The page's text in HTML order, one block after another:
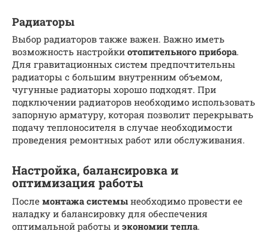
Радиаторы
Выбор радиаторов также важен. Важно иметь
возможность настройки отопительного прибора.
Для гравитационных систем предпочтительны
радиаторы с большим внутренним объемом,
чугунные радиаторы хорошо подходят. При
подключении радиаторов необходимо использовать
запорную арматуру, которая позволит перекрывать
подачу теплоносителя в случае необходимости
проведения ремонтных работ или обслуживания.
Настройка, балансировка и
оптимизация работы
После монтажа системы необходимо провести ее
наладку и балансировку для обеспечения
оптимальной работы и экономии тепла.